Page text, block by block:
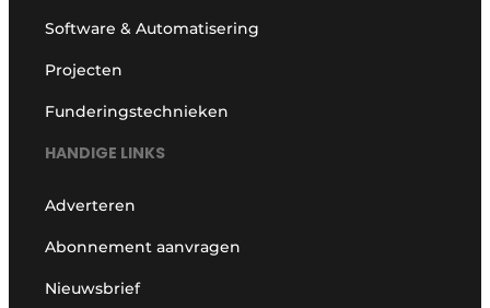
Software & Automatisering
Projecten
Funderingstechnieken
HANDIGE LINKS
Adverteren
Abonnement aanvragen
Nieuwsbrief